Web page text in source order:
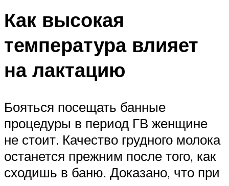
Как высокая
температура влияет
на лактацию
Бояться посещать банные
процедуры в период ГВ женщине
не стоит. Качество грудного молока
останется прежним после того, как
сходишь в баню. Доказано, что при